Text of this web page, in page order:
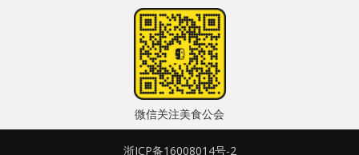
记住我的登录状态
公会活动
信息发布
悬赏测评
微信关注美食公会
浙ICP备16008014号-2